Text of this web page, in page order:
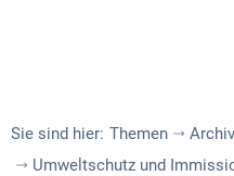
Sie sind hier: Themen
Archiv
Umweltschutz und